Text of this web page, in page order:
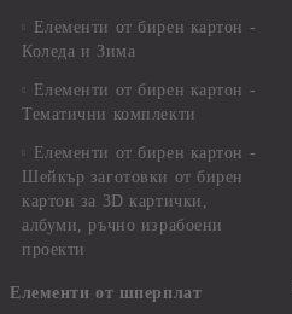
Елементи от бирен картон -
Коледа и Зима
Елементи от бирен картон -
Тематични комплекти
Елементи от бирен картон -
Шейкър заготовки от бирен
картон за 3D картички,
албуми, ръчно израбоени
проекти
Елементи от шперплат